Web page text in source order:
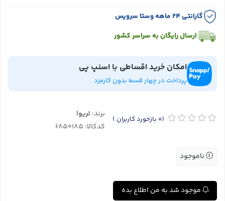
گارانتی ۲۴ ماهه وستا سرویس
ارسال رایگان به سراسر کشور
امکان خرید اقساطی با اسنپ پی
پرداخت در چهار قسط بدون کارمزد
(0 بازخورد کاربران ) برند:تریوا
کدکالا:
ناموجود
موجود شد به من اطلاع بده